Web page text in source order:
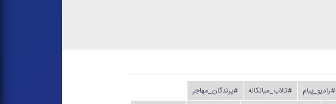
#رادیو_پیام #تالاب_میانكاله
#پرندگان_مهاجر